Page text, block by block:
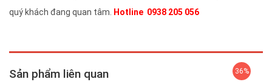
quý khách đang quan tâm. Hotline 0938 205 056
Sản phẩm liên quan 36%